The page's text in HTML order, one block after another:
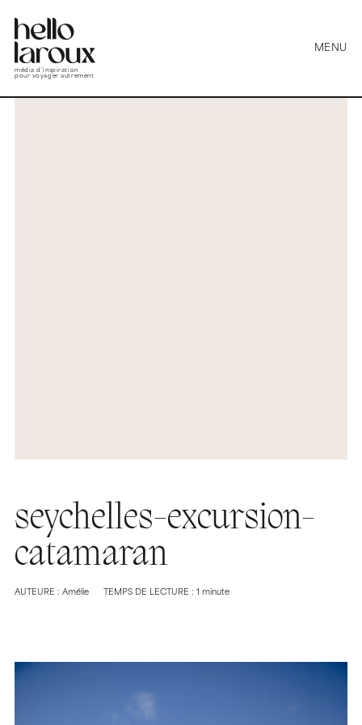
média d’inspiration
pour voyager autrement
MENU
seychelles-excursion-
catamaran
AUTEURE : Amélie TEMPS DE LECTURE : 1 minute